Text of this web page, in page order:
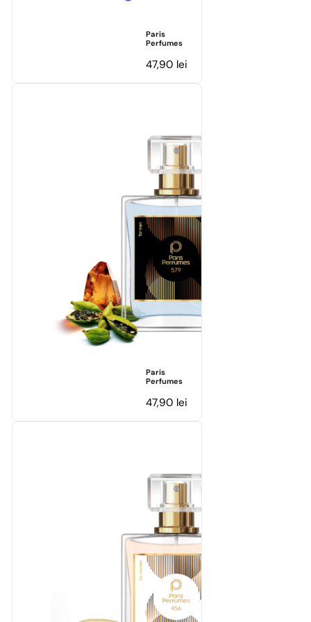
Paris
Perfumes
47,90 lei
Paris
Perfumes
47,90 lei